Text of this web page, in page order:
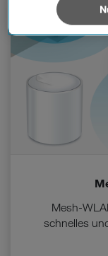
Mesh-
schnelles
außerhalb der
verarbeiten. Sie
Rechtsbehelfe
Cookies von
(z.B. Data
Website